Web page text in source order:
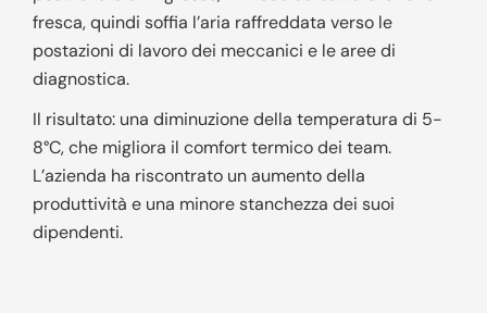
fresca, quindi soffia l’aria raffreddata verso le
postazioni di lavoro dei meccanici e le aree di
diagnostica.
Il risultato: una diminuzione della temperatura di 5-
8°C, che migliora il comfort termico dei team.
L’azienda ha riscontrato un aumento della
produttività e una minore stanchezza dei suoi
dipendenti.